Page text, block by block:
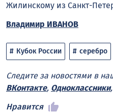
Жилинскому из Санкт-
Владимир ИВАНОВ
Кубок России серебро
Следите за новостями в
ВКонтакте, Одноклассники,
Нравится